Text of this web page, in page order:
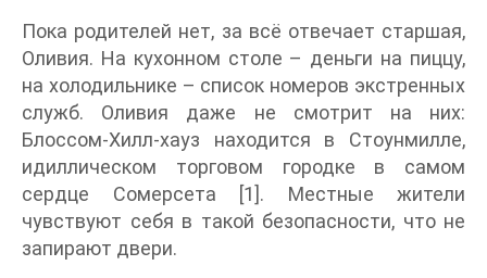
Пока родителей нет, за всё отвечает старшая,
Оливия. На кухонном столе – деньги на пиццу,
на холодильнике – список номеров экстренных
служб. Оливия даже не смотрит на них:
Блоссом-Хилл-хауз находится в Стоунмилле,
идиллическом торговом городке в самом
сердце Сомерсета [1]. Местные жители
чувствуют себя в такой безопасности, что не
запирают двери.